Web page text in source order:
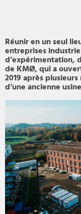
Réunir en un seul
entreprises
d’expérimentation,
de KMØ, qui a
2019 après
d’une ancienne